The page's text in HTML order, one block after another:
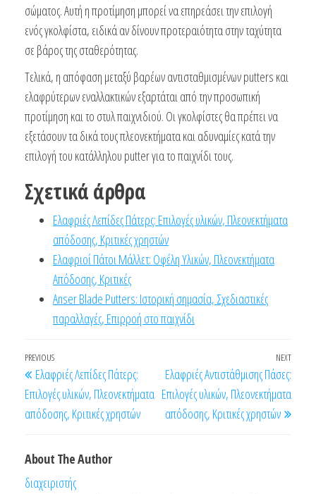
σώματος. Αυτή η προτίμηση μπορεί να επηρεάσει την επιλογή
ενός γκολφίστα, ειδικά αν δίνουν προτεραιότητα στην ταχύτητα
σε βάρος της σταθερότητας.
Τελικά, η απόφαση μεταξύ βαρέων αντισταθμισμένων putters και
ελαφρύτερων εναλλακτικών εξαρτάται από την προσωπική
προτίμηση και το στυλ παιχνιδιού. Οι γκολφίστες θα πρέπει να
εξετάσουν τα δικά τους πλεονεκτήματα και αδυναμίες κατά την
επιλογή του κατάλληλου putter για το παιχνίδι τους.
Σχετικά άρθρα
Ελαφριές Λεπίδες Πάτερς: Επιλογές υλικών, Πλεονεκτήματα
απόδοσης, Κριτικές χρηστών
Ελαφριοί Πάτοι Μάλλετ: Οφέλη Υλικών, Πλεονεκτήματα
Απόδοσης, Κριτικές
Anser Blade Putters: Ιστορική σημασία, Σχεδιαστικές
παραλλαγές, Επιρροή στο παιχνίδι
Post
navigation
Previous
Post
PREVIOUS
Ελαφριές Λεπίδες Πάτερς:
Επιλογές υλικών, Πλεονεκτήματα
απόδοσης, Κριτικές χρηστών
Next
NEXT
Ελαφριές Αντιστάθμισης Πάσες:
Επιλογές υλικών, Πλεονεκτήματα
απόδοσης, Κριτικές χρηστών
About The Author
διαχειριστής